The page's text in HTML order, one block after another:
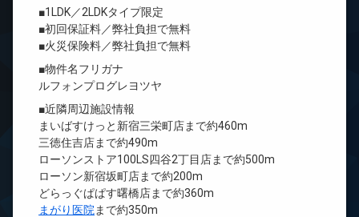
■1LDK／2LDKタイプ限定
■初回保証料／弊社負担で無料
■火災保険料／弊社負担で無料
■物件名フリガナ
ルフォンプログレヨツヤ
■近隣周辺施設情報
まいばすけっと新宿三栄町店まで約460m
三徳住吉店まで約490m
ローソンストア100LS四谷2丁目店まで約500m
ローソン新宿坂町店まで約200m
どらっぐぱぱす曙橋店まで約360m
まがり医院 まで約350m